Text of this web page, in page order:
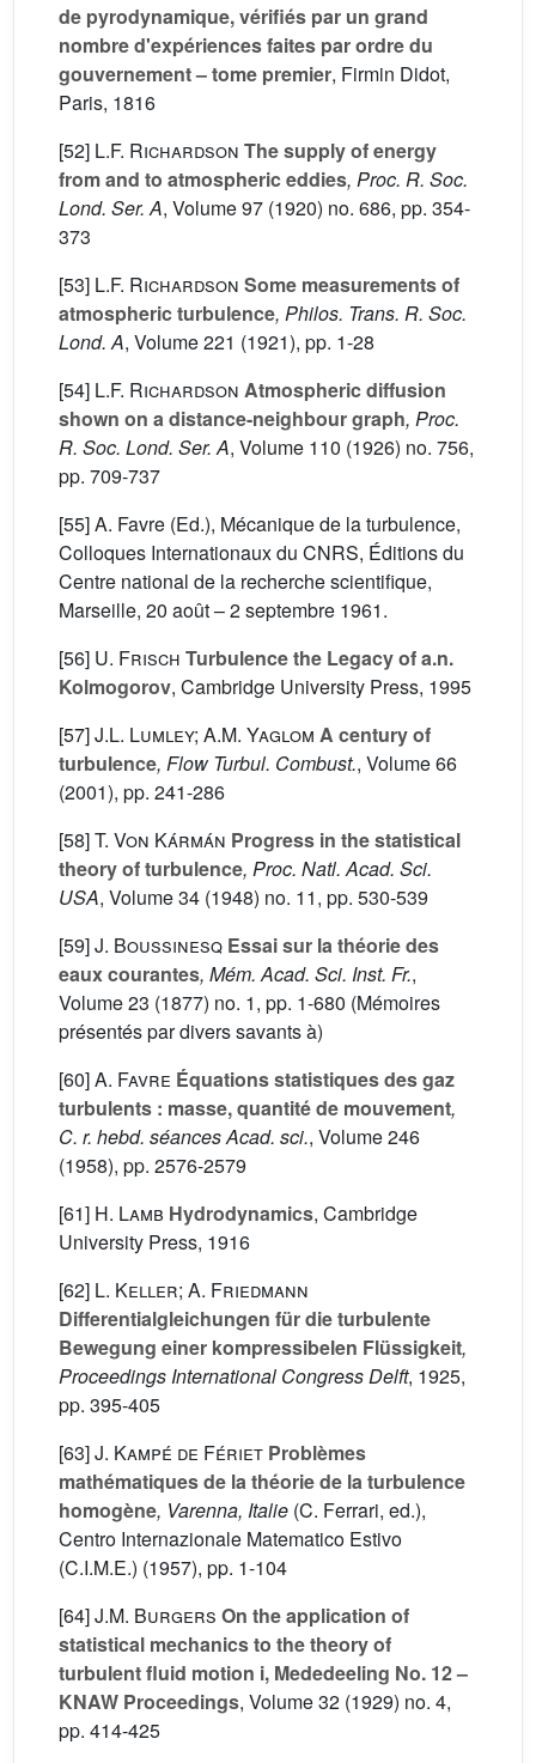
de pyrodynamique, vérifiés par un grand
nombre d'expériences faites par ordre du
gouvernement – tome premier, Firmin Didot,
Paris, 1816
[52] L.F. Richardson The supply of energy
from and to atmospheric eddies, Proc. R. Soc.
Lond. Ser. A, Volume 97 (1920) no. 686, pp. 354-
373
[53] L.F. Richardson Some measurements of
atmospheric turbulence, Philos. Trans. R. Soc.
Lond. A, Volume 221 (1921), pp. 1-28
[54] L.F. Richardson Atmospheric diffusion
shown on a distance-neighbour graph, Proc.
R. Soc. Lond. Ser. A, Volume 110 (1926) no. 756,
pp. 709-737
[55] A. Favre (Ed.), Mécanique de la turbulence,
Colloques Internationaux du CNRS, Éditions du
Centre national de la recherche scientifique,
Marseille, 20 août – 2 septembre 1961.
[56] U. Frisch Turbulence the Legacy of a.n.
Kolmogorov, Cambridge University Press, 1995
[57]J.L. Lumley; A.M. Yaglom A century of
turbulence, Flow Turbul. Combust., Volume 66
(2001), pp. 241-286
[58]T. Von Kármán Progress in the statistical
theory of turbulence, Proc. Natl. Acad. Sci.
USA, Volume 34 (1948) no. 11, pp. 530-539
[59]J. Boussinesq Essai sur la théorie des
eaux courantes, Mém. Acad. Sci. Inst. Fr.,
Volume 23 (1877) no. 1, pp. 1-680 (Mémoires
présentés par divers savants à)
[60]A. Favre Équations statistiques des gaz
turbulents : masse, quantité de mouvement,
C. r. hebd. séances Acad. sci., Volume 246
(1958), pp. 2576-2579
[61] H. Lamb Hydrodynamics, Cambridge
University Press, 1916
[62] L. Keller; A. Friedmann
Differentialgleichungen für die turbulente
Bewegung einer kompressibelen Flüssigkeit,
Proceedings International Congress Delft, 1925,
pp. 395-405
[63]J. Kampé de Fériet Problèmes
mathématiques de la théorie de la turbulence
homogène, Varenna, Italie (C. Ferrari, ed.),
Centro Internazionale Matematico Estivo
(C.I.M.E.) (1957), pp. 1-104
[64]J.M. Burgers On the application of
statistical mechanics to the theory of
turbulent fluid motion i, Mededeeling No. 12 –
KNAW Proceedings, Volume 32 (1929) no. 4,
pp. 414-425